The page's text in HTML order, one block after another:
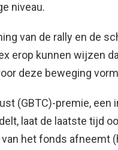
niveau.
van de rally en de
erop kunnen wijzen
deze beweging
(GBTC)-premie,
laat de laatste tijd
het fonds afneemt